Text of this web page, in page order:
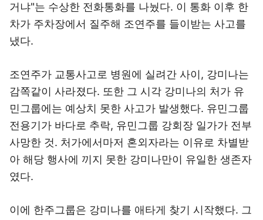
거냐"는 수상한 전화통화를 나눴다. 이 통화 이후 한
차가 주차장에서 질주해 조연주를 들이받는 사고를
냈다.
조연주가 교통사고로 병원에 실려간 사이, 강미나는
감쪽같이 사라졌다. 또한 그 시각 강미나의 처가 유
민그룹에는 예상치 못한 사고가 발생했다. 유민그룹
전용기가 바다로 추락, 유민그룹 강회장 일가가 전부
사망한 것. 처가에서마저 혼외자라는 이유로 차별받
아 해당 행사에 끼지 못한 강미나만이 유일한 생존자
였다.
이에 한주그룹은 강미나를 애타게 찾기 시작했다. 그